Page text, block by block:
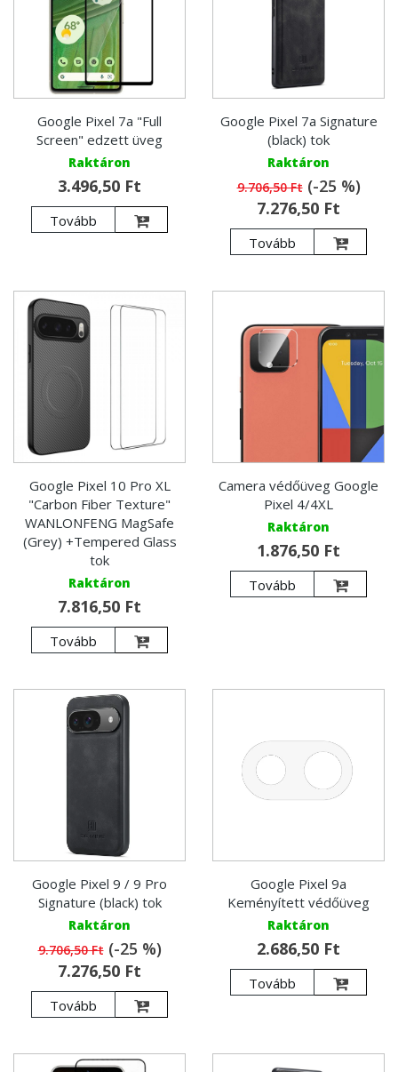
Google Pixel 7a "Full
Screen" edzett üveg
Raktáron
3.496,50 Ft
Tovább
Google Pixel 7a Signature
(black) tok
Raktáron
9.706,50 Ft(-25 %)
7.276,50 Ft
Tovább
Google Pixel 10 Pro XL
"Carbon Fiber Texture"
WANLONFENG MagSafe
(Grey) +Tempered Glass
tok
Raktáron
7.816,50 Ft
Tovább
Camera védőüveg Google
Pixel 4/4XL
Raktáron
1.876,50 Ft
Tovább
Google Pixel 9 / 9 Pro
Signature (black) tok
Raktáron
9.706,50 Ft(-25 %)
7.276,50 Ft
Tovább
Google Pixel 9a
Keményített védőüveg
Raktáron
2.686,50 Ft
Tovább